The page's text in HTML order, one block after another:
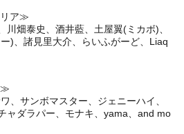
ア≫
川畑泰史、酒井藍、土屋翼(ミカボ)、
)、諸見里大介、らいふがーど、Liaq
≫
、サンボマスター、ジェニーハイ、
ャダラパー、モナキ、yama、and mo